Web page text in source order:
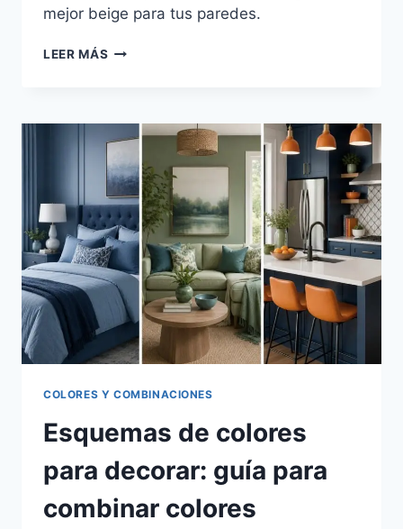
mejor beige para tus paredes.
LEER MÁS PALETA
TONOS
DE
PINTURA
PARA
PAREDES
E
INTERIORES
COLORES Y COMBINACIONES
Esquemas de colores
para decorar: guía para
combinar colores